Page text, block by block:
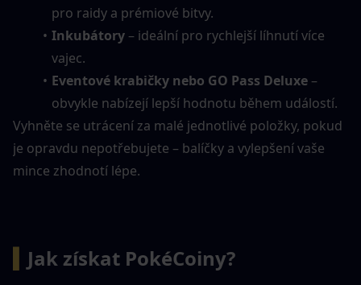
pro raidy a prémiové bitvy.
Inkubátory – ideální pro rychlejší líhnutí více
vajec.
Eventové krabičky nebo GO Pass Deluxe –
obvykle nabízejí lepší hodnotu během událostí.
Vyhněte se utrácení za malé jednotlivé položky, pokud
je opravdu nepotřebujete – balíčky a vylepšení vaše
mince zhodnotí lépe.
Jak získat PokéCoiny?